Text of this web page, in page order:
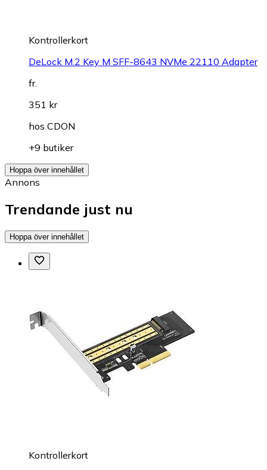
Kontrollerkort
DeLock M.2 Key M SFF-8643 NVMe 22110 Adapter
fr.
351 kr
hos CDON
+9 butiker
Hoppa över innehållet
Annons
Trendande just nu
Hoppa över innehållet
Kontrollerkort